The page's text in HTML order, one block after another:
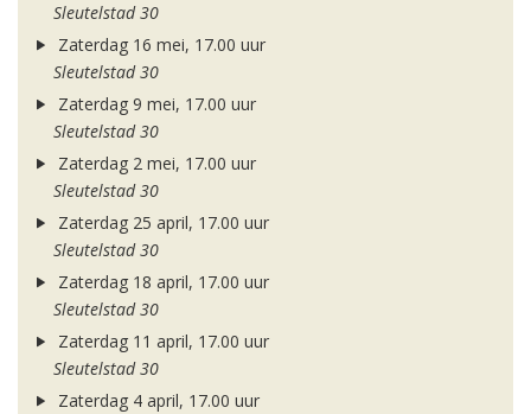
Sleutelstad 30
Zaterdag 16 mei, 17.00 uur
Sleutelstad 30
Zaterdag 9 mei, 17.00 uur
Sleutelstad 30
Zaterdag 2 mei, 17.00 uur
Sleutelstad 30
Zaterdag 25 april, 17.00 uur
Sleutelstad 30
Zaterdag 18 april, 17.00 uur
Sleutelstad 30
Zaterdag 11 april, 17.00 uur
Sleutelstad 30
Zaterdag 4 april, 17.00 uur